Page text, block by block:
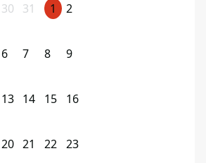
30 31 1 2
6 7 8 9
13 14 15 16
20 21 22 23